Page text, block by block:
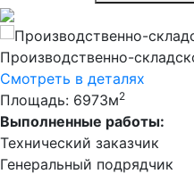
Производственно-
Смотреть в деталях
Площадь: 6973м2
Выполненные работы:
Технический заказчик
Генеральный подрядчик